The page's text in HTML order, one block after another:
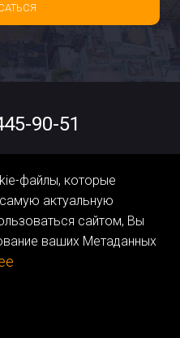
90-51
Данных
файлы, которые
актуальную
сайтом, Вы
ваших Метаданных